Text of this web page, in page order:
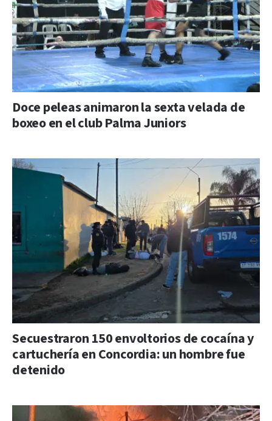
Doce peleas animaron la sexta velada de
boxeo en el club Palma Juniors
Secuestraron 150 envoltorios de cocaína y
cartuchería en Concordia: un hombre fue
detenido